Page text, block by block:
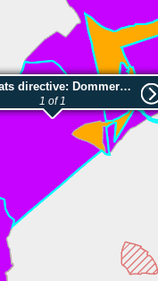
Habitats directive: Dommersberg, Dachsberg und Darmbachaue von Darmstadt
1 of 1